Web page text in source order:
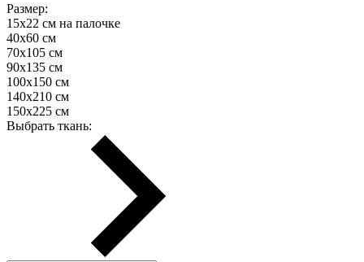
Размер:
15х22 см на палочке
40х60 см
70х105 см
90х135 см
100х150 см
140х210 см
150х225 см
Выбрать ткань: